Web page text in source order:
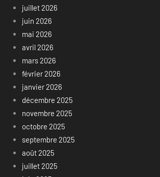
juillet 2026
juin 2026
mai 2026
avril 2026
mars 2026
février 2026
janvier 2026
décembre 2025
novembre 2025
octobre 2025
septembre 2025
août 2025
juillet 2025